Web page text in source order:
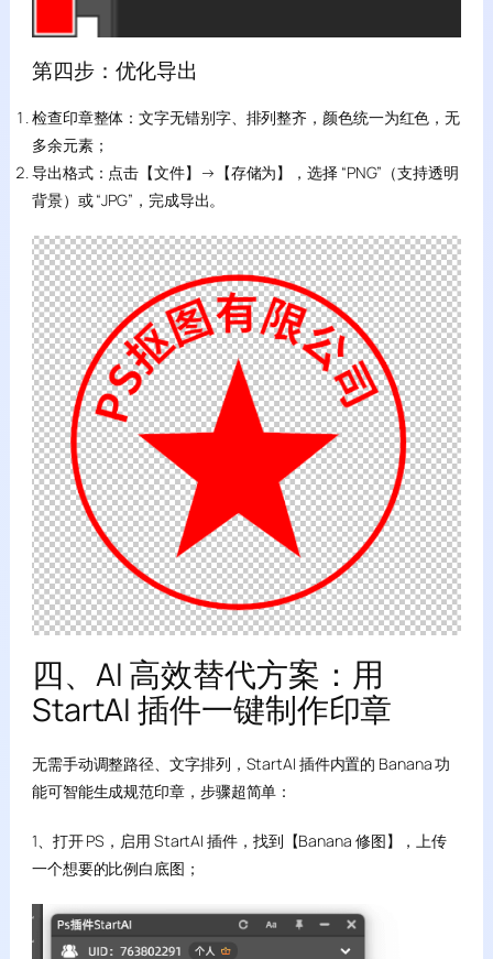
第四步：优化导出
检查印章整体：文字无错别字、排列整齐，颜色统一为红色，无
多余元素；
导出格式：点击【文件】→【存储为】，选择 “PNG”（支持透明
背景）或 “JPG”，完成导出。
四、AI 高效替代方案：用
StartAI 插件一键制作印章
无需手动调整路径、文字排列，StartAI 插件内置的 Banana 功
能可智能生成规范印章，步骤超简单：
1、打开 PS，启用 StartAI 插件，找到【Banana 修图】，上传
一个想要的比例白底图；